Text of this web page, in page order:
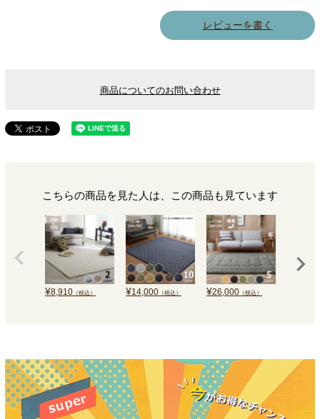
レビューを書く
商品についてのお問い合わせ
こちらの商品を見た人は、この商品も見ています
¥8,910 （税込） ¥14,000 （税込） ¥26,000 （税込）